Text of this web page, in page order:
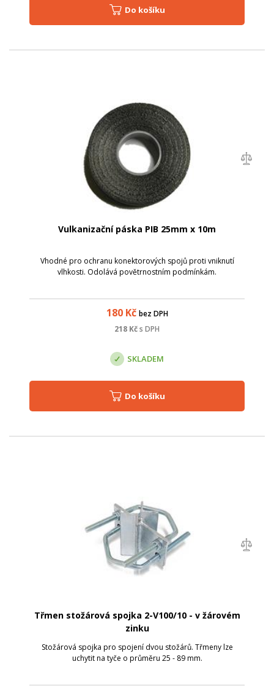
Do košíku
Vulkanizační páska PIB 25mm x 10m
Vhodné pro ochranu konektorových spojů proti vniknutí
vlhkosti. Odolává povětrnostním podmínkám.
180Kč bez DPH
218 Kčs DPH
SKLADEM
Do košíku
Třmen stožárová spojka 2-V100/10 - v žárovém
zinku
Stožárová spojka pro spojení dvou stožárů. Třmeny lze
uchytit na tyče o průměru 25 - 89 mm.